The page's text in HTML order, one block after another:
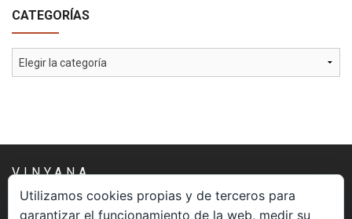
CATEGORÍAS
Categorías
VINYANA
Utilizamos cookies propias y de terceros para
garantizar el funcionamiento de la web, medir su